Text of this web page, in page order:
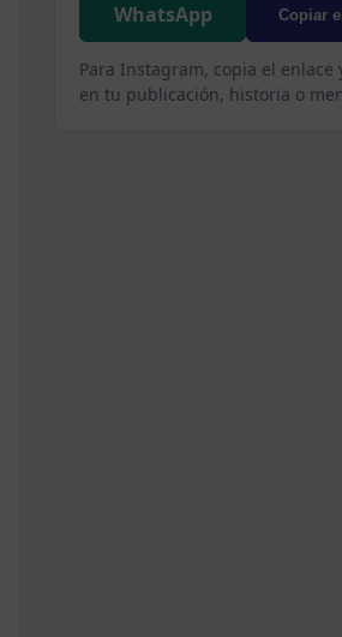
WhatsApp Copiar
Para Instagram, copia el enlace
en tu publicación, historia o